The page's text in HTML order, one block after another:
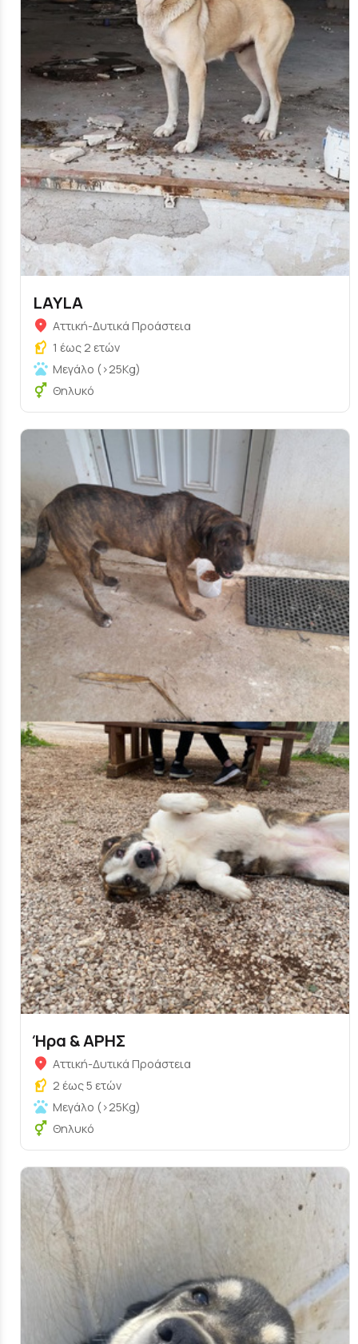
LAYLA
Αττική-Δυτικά Προάστεια
1 έως 2 ετών
Μεγάλο (>25Kg)
Θηλυκό
Ήρα & ΑΡΗΣ
Αττική-Δυτικά Προάστεια
2 έως 5 ετών
Μεγάλο (>25Kg)
Θηλυκό